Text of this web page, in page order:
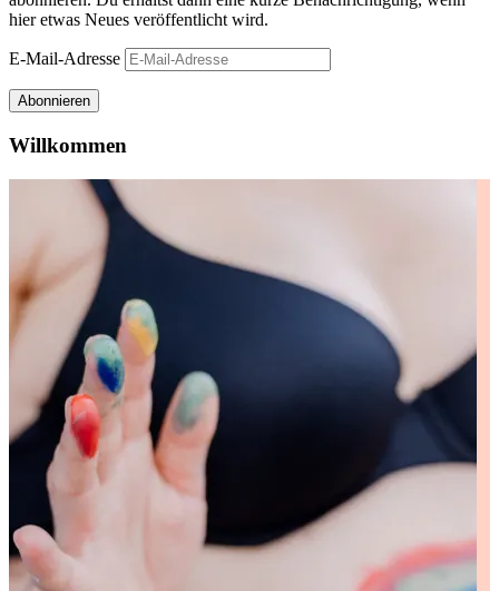
hier etwas Neues veröffentlicht wird.
E-Mail-Adresse
Abonnieren
Willkommen